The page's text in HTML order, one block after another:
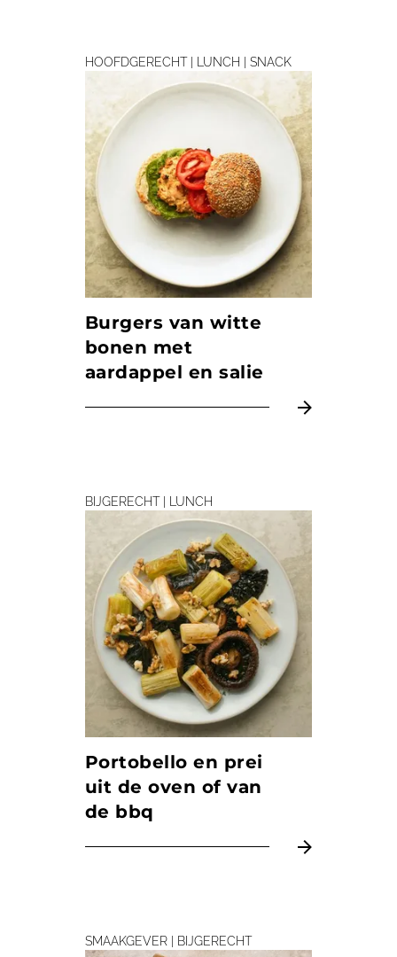
HOOFDGERECHT | LUNCH | SNACK
Burgers van witte
bonen met
aardappel en salie
BIJGERECHT | LUNCH
Portobello en prei
uit de oven of van
de bbq
SMAAKGEVER | BIJGERECHT